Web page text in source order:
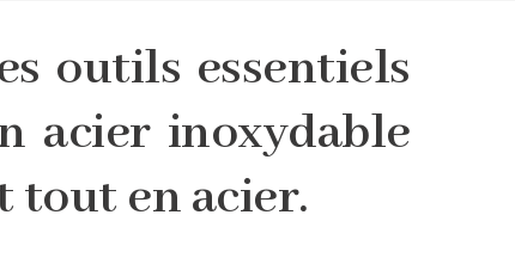
outils essentiels
acier inoxydable
tout en acier.